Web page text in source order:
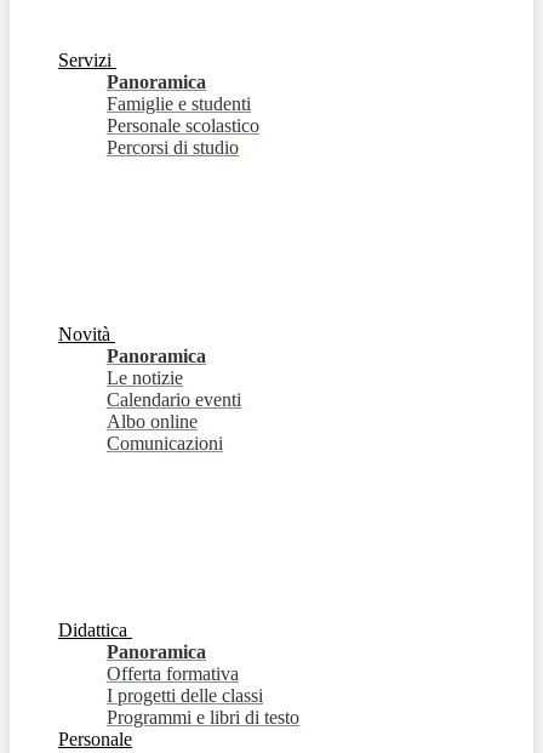
Servizi
Panoramica
Famiglie e studenti
Personale scolastico
Percorsi di studio
Novità
Panoramica
Le notizie
Calendario eventi
Albo online
Comunicazioni
Didattica
Panoramica
Offerta formativa
I progetti delle classi
Programmi e libri di testo
Personale